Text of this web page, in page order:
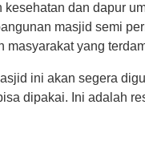
kesehatan dan dapur
masjid semi
masyarakat yang
ini akan segera
dipakai. Ini adalah